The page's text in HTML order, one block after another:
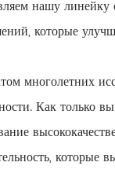
нашу
которые
многолетних
Как только
которые